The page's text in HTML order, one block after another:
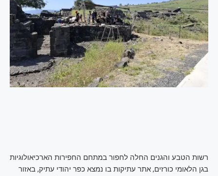
רשות הטבע והגנים החלה לחפור במתחם החפירות הארכיאולוגיות
בגן הלאומי כורזים, אתר עתיקות בו נמצא כפר יהודי עתיק, באזור